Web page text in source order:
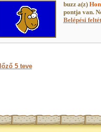
buzz a(z)
pontja van.
Belépési
5 teve